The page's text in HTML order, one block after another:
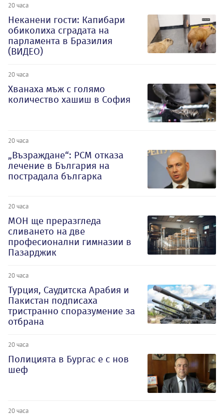
20 часа
Неканени гости: Капибари
обиколиха сградата на
парламента в Бразилия
(ВИДЕО)
20 часа
Хванаха мъж с голямо
количество хашиш в София
20 часа
„Възраждане“: РСМ отказа
лечение в България на
пострадала българка
20 часа
МОН ще преразгледа
сливането на две
професионални гимназии в
Пазарджик
20 часа
Турция, Саудитска Арабия и
Пакистан подписаха
тристранно споразумение за
отбрана
20 часа
Полицията в Бургас е с нов
шеф
20 часа